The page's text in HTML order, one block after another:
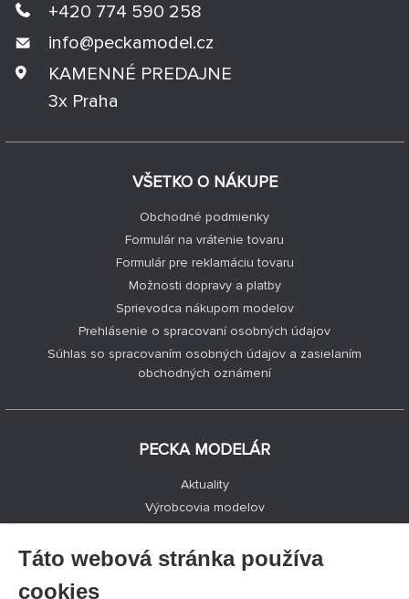
VŠETKO O NÁKUPE
Obchodné podmienky
Formulár na vrátenie tovaru
Formulár pre reklamáciu tovaru
Možnosti dopravy a platby
Sprievodca nákupom modelov
Prehlásenie o spracovaní osobných údajov
Súhlas so spracovaním osobných údajov a zasielaním
obchodných oznámení
PECKA MODELÁR
Aktuality
Výrobcovia modelov
Kontakty
+420 774 590 258
info@peckamodel.cz
KAMENNÉ PREDAJNE
3x Praha
Táto webová stránka používa
cookies